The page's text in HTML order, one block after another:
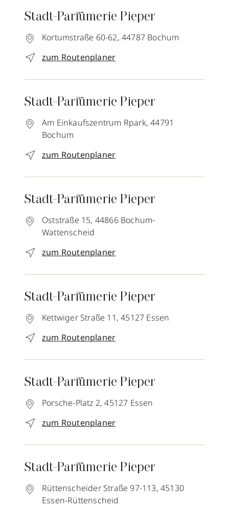
Stadt-Parfümerie Pieper
Kortumstraße 60-62, 44787 Bochum
zum Routenplaner
Stadt-Parfümerie Pieper
Am Einkaufszentrum Rpark, 44791
Bochum
zum Routenplaner
Stadt-Parfümerie Pieper
Oststraße 15, 44866 Bochum-
Wattenscheid
zum Routenplaner
Stadt-Parfümerie Pieper
Kettwiger Straße 11, 45127 Essen
zum Routenplaner
Stadt-Parfümerie Pieper
Porsche-Platz 2, 45127 Essen
zum Routenplaner
Stadt-Parfümerie Pieper
Rüttenscheider Straße 97-113, 45130
Essen-Rüttenscheid